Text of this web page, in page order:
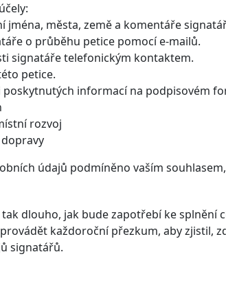
jména, města, země a komentáře
o průběhu petice pomocí e-mailů.
signatáře telefonickým kontaktem.
petice.
poskytnutých informací na podpisovém
rozvoj
údajů podmíněno vaším
dlouho, jak bude zapotřebí ke splnění
každoroční přezkum, aby zjistil,
signatářů.